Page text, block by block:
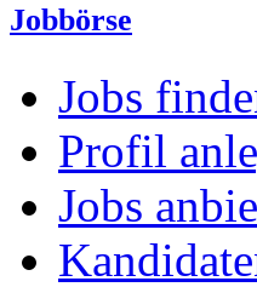
Jobbörse
Jobs
Profil
Jobs